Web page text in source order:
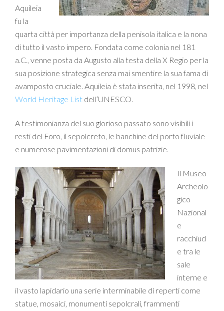
Aquileia
fu la
quarta città per importanza della penisola italica e la nona
di tutto il vasto impero. Fondata come colonia nel 181
a.C., venne posta da Augusto alla testa della X Regio per la
sua posizione strategica senza mai smentire la sua fama di
avamposto cruciale. Aquileia è stata inserita, nel 1998, nel
World Heritage List dell’UNESCO.
A testimonianza del suo glorioso passato sono visibili i
resti del Foro, il sepolcreto, le banchine del porto fluviale
e numerose pavimentazioni di domus patrizie.
Il Museo
Archeolo
gico
Nazional
e
racchiud
e tra le
sale
interne e
il vasto lapidario una serie interminabile di reperti come
statue, mosaici, monumenti sepolcrali, frammenti